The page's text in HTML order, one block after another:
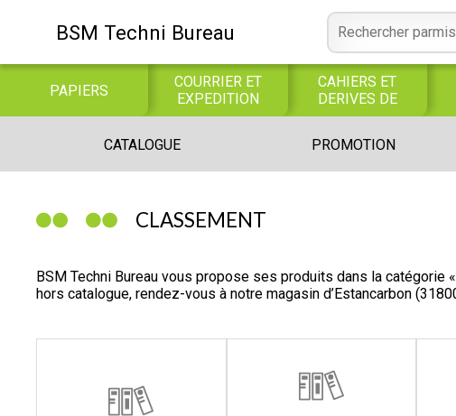
BSM Techni Bureau
PAPIERS
COURRIER ET
EXPEDITION
CAHIERS ET
DERIVES DE
PAPIER
BUREAUTIQUE INFORMATIQUE
INFORMATIQUES
CATALOGUE PROMOTION
CLASSEMENT
BSM Techni Bureau vous propose ses produits dans la catégorie
hors catalogue, rendez-vous à notre magasin d’Estancarbon